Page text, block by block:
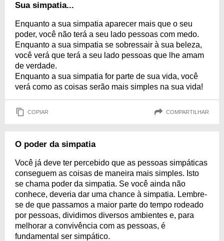
Sua simpatia...
Enquanto a sua simpatia aparecer mais que o seu
poder, você não terá a seu lado pessoas com medo.
Enquanto a sua simpatia se sobressair à sua beleza,
você verá que terá a seu lado pessoas que lhe amam
de verdade.
Enquanto a sua simpatia for parte de sua vida, você
verá como as coisas serão mais simples na sua vida!
COPIAR COMPARTILHAR
O poder da simpatia
Você já deve ter percebido que as pessoas simpáticas
conseguem as coisas de maneira mais simples. Isto
se chama poder da simpatia. Se você ainda não
conhece, deveria dar uma chance à simpatia. Lembre-
se de que passamos a maior parte do tempo rodeado
por pessoas, dividimos diversos ambientes e, para
melhorar a convivência com as pessoas, é
fundamental ser simpático.